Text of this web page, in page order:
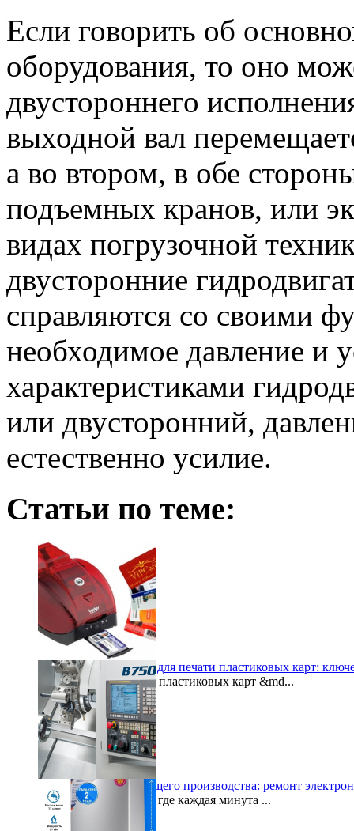
Если говорить об
оборудования, то оно
двустороннего
выходной вал
а во втором, в обе
подъемных кранов, или
видах погрузочной
двусторонние
справляются со своими
необходимое давление и
характеристиками
или двусторонний,
естественно усилие.
Статьи по теме:
Как выбрать принтер для печати пластиковых карт:
Принтеры для печати пластиковых карт &md...
2024-12-22
Восстановление будущего производства: ремонт
В современном мире, где каждая минута ...
2024-06-27